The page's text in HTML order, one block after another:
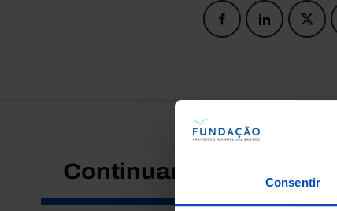
Consentir
Continuar a pesquisar